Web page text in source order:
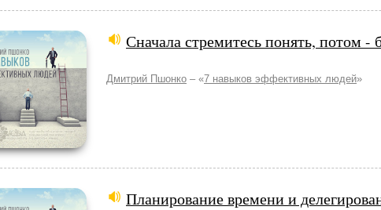
Сначала стремитесь понять, потом -
Дмитрий Пшонко – «7 навыков эффективных людей»
Планирование времени и